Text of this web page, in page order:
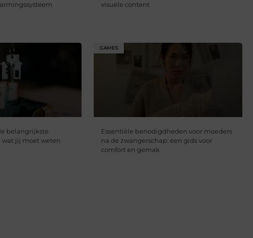
visuele content
belangrijkste
jij moet weten
GAMES
Essentiële benodigdheden voor moeders
na de zwangerschap: een gids voor
comfort en gemak